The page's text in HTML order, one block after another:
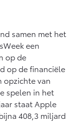
samen met het
een
op de
op de financiële
opzichte van
spelen in het
staat Apple
408,3 miljard